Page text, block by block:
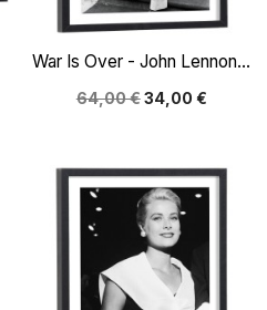
War Is Over - John Lennon...
64,00 €34,00 €